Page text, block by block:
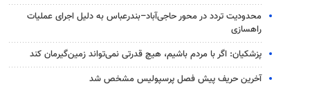
محدودیت تردد در محور حاجی‌آباد–بندرعباس به دلیل اجرای عملیات
راهسازی
پزشکیان: اگر با مردم باشیم، هیچ قدرتی نمی‌تواند زمین‌گیرمان کند
آخرین حریف پیش فصل پرسپولیس مشخص شد